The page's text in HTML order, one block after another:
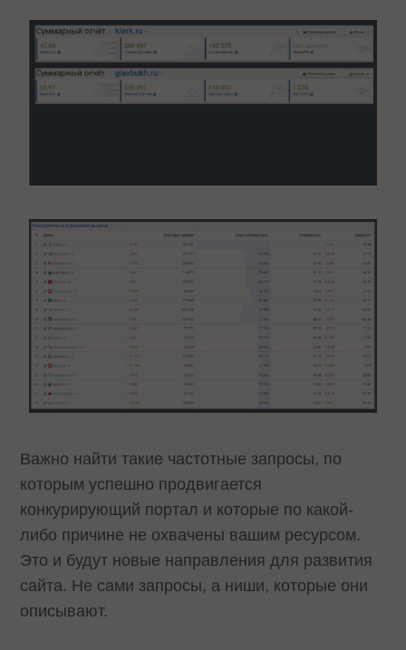
Важно найти такие частотные запросы, по
которым успешно продвигается
конкурирующий портал и которые по какой-
либо причине не охвачены вашим ресурсом.
Это и будут новые направления для развития
сайта. Не сами запросы, а ниши, которые они
описывают.